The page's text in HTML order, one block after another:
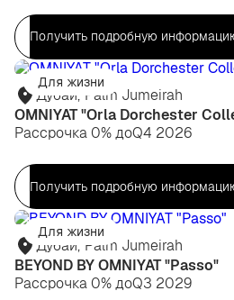
Получить подробную
Для жизни
Дубай, Palm Jumeirah
OMNIYAT "Orla Dorchester
Рассрочка 0% доQ4 2026
Получить подробную
Для жизни
Дубай, Palm Jumeirah
BEYOND BY OMNIYAT "Passo"
Рассрочка 0% доQ3 2029